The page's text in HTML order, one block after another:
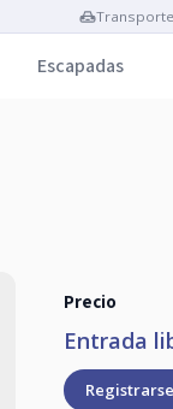
Transporte
Escapadas
Precio
Entrada